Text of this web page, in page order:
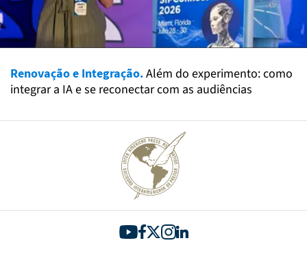
Renovação e Integração.Além do experimento: como
integrar a IA e se reconectar com as audiências